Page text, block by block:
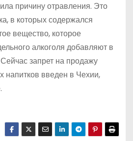
причину отравления. Это
в которых содержался
вещество, которое
алкоголя добавляют в
запрет на продажу
напитков введен в Чехии,